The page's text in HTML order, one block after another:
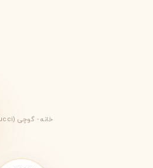
خانه- گوچی (Gucci)